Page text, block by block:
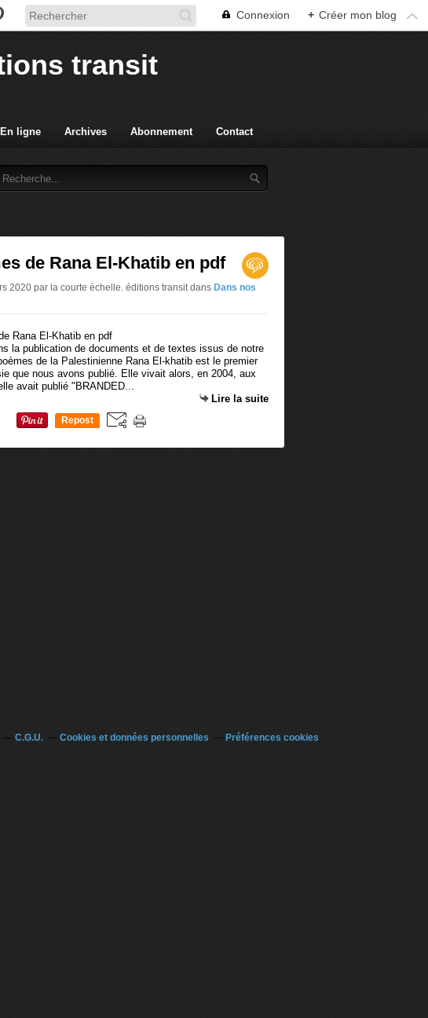
Connexion + Créer mon blog
transit
En ligne Archives Abonnement Contact
de Rana El-Khatib en pdf
2020 par la courte échelle. éditions transitdans Dans nos
la publication de documents et de textes issus de notre
de la Palestinienne Rana El-khatib est le premier
que nous avons publié. Elle vivait alors, en 2004, aux
avait publié "BRANDED...
Lire la suite
Repost
C.G.U. Cookies et données personnelles Préférences cookies